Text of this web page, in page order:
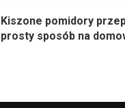
Kiszone pomidory
prosty sposób na